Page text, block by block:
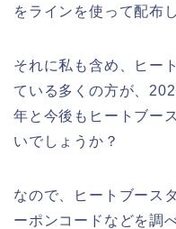
をラインを使って配布
それに私も含め、ヒー
ている多くの方が、
年と今後もヒートブー
いでしょうか？
なので、ヒートブース
ーポンコードなどを調